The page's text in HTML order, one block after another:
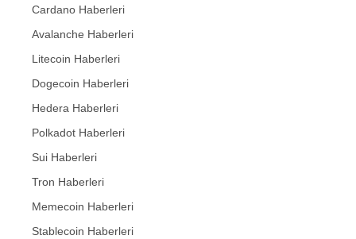
Cardano Haberleri
Avalanche Haberleri
Litecoin Haberleri
Dogecoin Haberleri
Hedera Haberleri
Polkadot Haberleri
Sui Haberleri
Tron Haberleri
Memecoin Haberleri
Stablecoin Haberleri